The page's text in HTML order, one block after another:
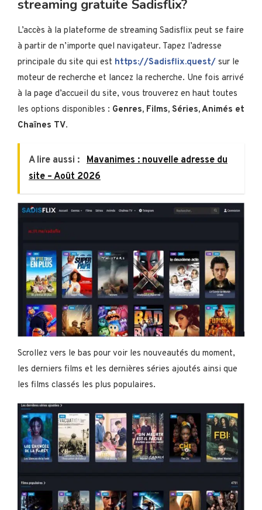
streaming gratuite Sadisflix?
L’accès à la plateforme de streaming Sadisflix peut se faire
à partir de n’importe quel navigateur. Tapez l’adresse
principale du site qui est https://Sadisflix.quest/ sur le
moteur de recherche et lancez la recherche. Une fois arrivé
à la page d’accueil du site, vous trouverez en haut toutes
les options disponibles : Genres, Films, Séries, Animés et
Chaînes TV.
A lire aussi :
Mavanimes : nouvelle adresse du
site – Août 2026
Scrollez vers le bas pour voir les nouveautés du moment,
les derniers films et les dernières séries ajoutés ainsi que
les films classés les plus populaires.